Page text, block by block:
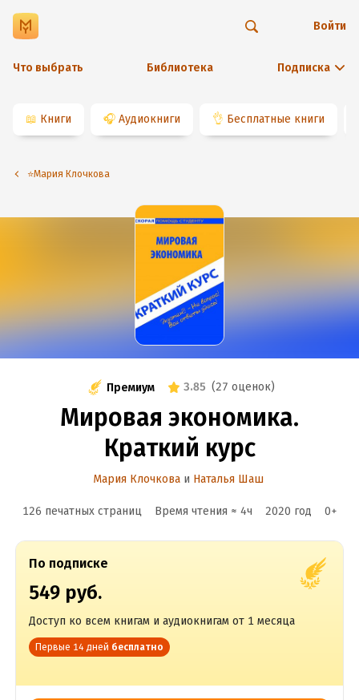
Что выбрать Библиотека Подписка
Войти
📖 Книги 🎧 Аудиокниги 👌 Бесплатные книги
⭐️Мария Клочкова
Премиум 3.85 (27 оценок)
Мировая экономика.
Краткий курс
Мария Клочкова и Наталья Шаш
126 печатных страниц Время чтения ≈ 4ч 2020 год 0+
По подписке
549 руб.
Доступ ко всем книгам и аудиокнигам от 1 месяца
Первые 14 дней бесплатно